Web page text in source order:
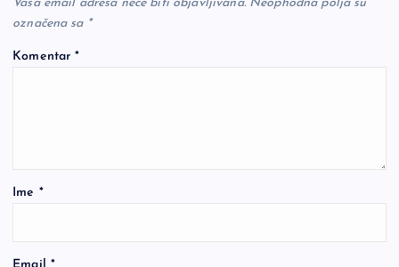
Vaša email adresa neće biti objavljivana. Neophodna polja su
označena sa *
Komentar*
Ime *